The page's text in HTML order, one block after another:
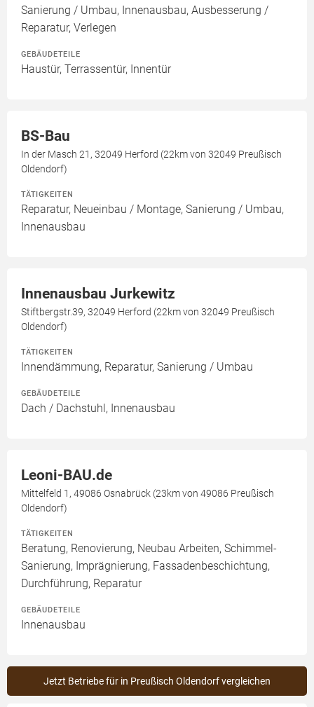
Sanierung / Umbau, Innenausbau, Ausbesserung /
Reparatur, Verlegen
GEBÄUDETEILE
Haustür, Terrassentür, Innentür
BS-Bau
In der Masch 21, 32049 Herford (22km von 32049 Preußisch
Oldendorf)
TÄTIGKEITEN
Reparatur, Neueinbau / Montage, Sanierung / Umbau,
Innenausbau
Innenausbau Jurkewitz
Stiftbergstr.39, 32049 Herford (22km von 32049 Preußisch
Oldendorf)
TÄTIGKEITEN
Innendämmung, Reparatur, Sanierung / Umbau
GEBÄUDETEILE
Dach / Dachstuhl, Innenausbau
Leoni-BAU.de
Mittelfeld 1, 49086 Osnabrück (23km von 49086 Preußisch
Oldendorf)
TÄTIGKEITEN
Beratung, Renovierung, Neubau Arbeiten, Schimmel-
Sanierung, Imprägnierung, Fassadenbeschichtung,
Durchführung, Reparatur
GEBÄUDETEILE
Innenausbau
Jetzt Betriebe für in Preußisch Oldendorf vergleichen